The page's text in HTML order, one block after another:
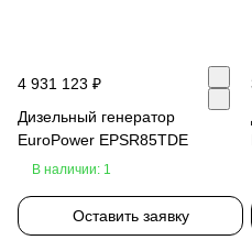
4 931 123 ₽
Дизельный генератор
EuroPower EPSR85TDE
В наличии: 1
Оставить заявку